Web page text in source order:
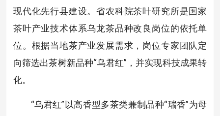
现代化先行县建设。省农科院茶叶研究所是国家
茶叶产业技术体系乌龙茶品种改良岗位的依托单
位。根据当地茶产业发展需求，岗位专家团队定
向筛选出茶树新品种“乌君红”，并实现科技成果转
化。
“乌君红”以高香型多茶类兼制品种“瑞香”为母